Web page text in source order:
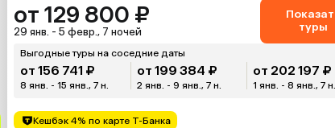
от 129 800 ₽
29 янв. - 5 февр., 7 ночей
туры
Выгодные туры на соседние даты
от 156 741 ₽
8 янв. - 15 янв., 7 н.
от 199 384 ₽
2 янв. - 9 янв., 7 н.
от 202 197 ₽
1 янв. - 8 янв., 7
Кешбэк 4% по карте Т-Банка